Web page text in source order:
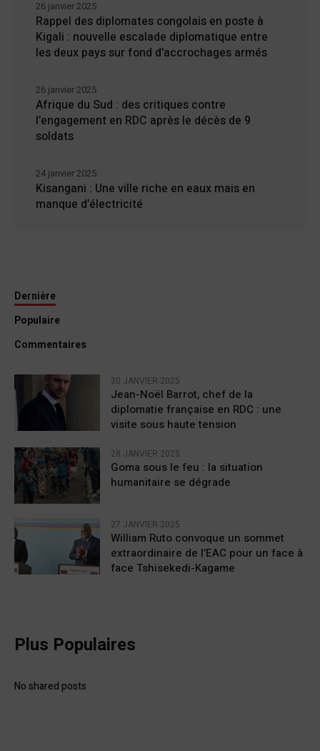
Rappel des diplomates congolais en poste à
Kigali : nouvelle escalade diplomatique entre
les deux pays sur fond d’accrochages armés
26 janvier 2025
Afrique du Sud : des critiques contre
l’engagement en RDC après le décès de 9
soldats
26 janvier 2025
Kisangani : Une ville riche en eaux mais en
manque d’électricité
24 janvier 2025
Dernière
Populaire
Commentaires
30 JANVIER 2025
Jean-Noël Barrot, chef de la
diplomatie française en RDC : une
visite sous haute tension
28 JANVIER 2025
Goma sous le feu : la situation
humanitaire se dégrade
27 JANVIER 2025
William Ruto convoque un sommet
extraordinaire de l’EAC pour un face à
face Tshisekedi-Kagame
Plus Populaires
No shared posts